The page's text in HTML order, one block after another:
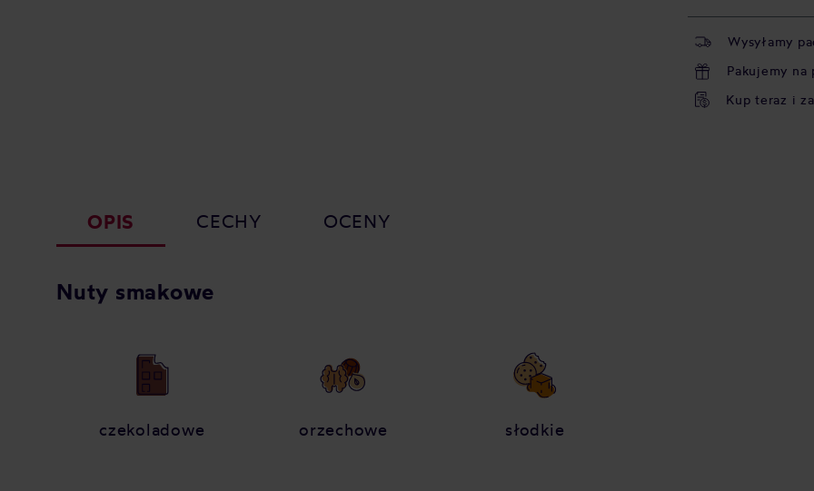
Wysyłamy
Pakujemy na
Kup teraz i
OPIS CECHY OCENY
Nuty smakowe
czekoladowe orzechowe słodkie